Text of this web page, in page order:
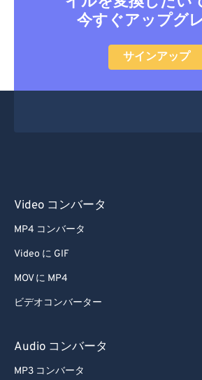
今すぐアップグ
サインアップ
Video コンバータ
MP4 コンバータ
Video に GIF
MOV に MP4
ビデオコンバーター
Audio コンバータ
MP3 コンバータ